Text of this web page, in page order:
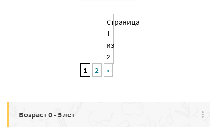
Страница
1
из
2
1
2 »
Возраст 0 - 5 лет